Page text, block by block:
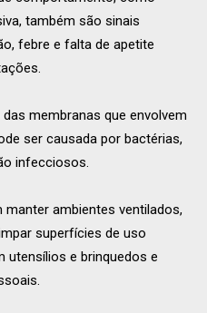
também são sinais
febre e falta de apetite
membranas que envolvem
ser causada por bactérias,
infecciosos.
manter ambientes ventilados,
superfícies de uso
utensílios e brinquedos e